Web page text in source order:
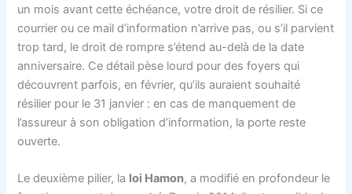
un mois avant cette échéance, votre droit de résilier. Si ce
courrier ou ce mail d’information n’arrive pas, ou s’il parvient
trop tard, le droit de rompre s’étend au-delà de la date
anniversaire. Ce détail pèse lourd pour des foyers qui
découvrent parfois, en février, qu’ils auraient souhaité
résilier pour le 31 janvier : en cas de manquement de
l’assureur à son obligation d’information, la porte reste
ouverte.
Le deuxième pilier, la loi Hamon, a modifié en profondeur le